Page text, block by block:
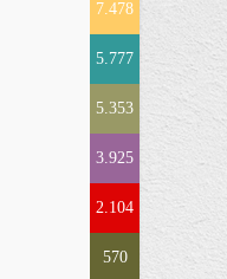
7.478
5.777
5.353
3.925
2.104
570